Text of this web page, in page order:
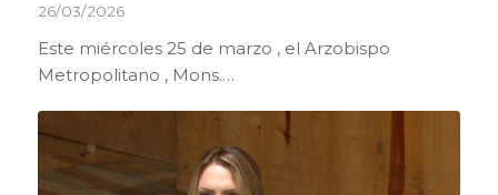
26/03/2026
Este miércoles 25 de marzo , el Arzobispo
Metropolitano , Mons.…